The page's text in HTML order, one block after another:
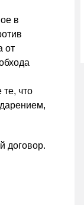
в
от
что
договор.